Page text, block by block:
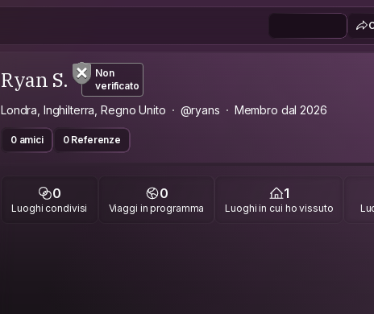
Ryan S.
Non
verificato
Londra, Inghilterra, Regno Unito @ryans Membro dal 2026
0 amici 0 Referenze
0
Luoghi condivisi
0
Viaggi in programma
1
Luoghi in cui ho vissuto